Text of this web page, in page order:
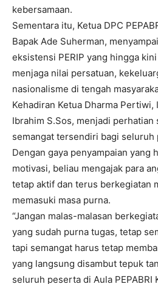
kebersamaan.
Sementara itu, Ketua DPC
Bapak Ade Suherman,
eksistensi PERIP yang hingga
menjaga nilai persatuan,
nasionalisme di tengah
Kehadiran Ketua Dharma Pertiwi,
Ibrahim S.Sos, menjadi
semangat tersendiri bagi seluruh
Dengan gaya penyampaian yang
motivasi, beliau mengajak para
tetap aktif dan terus berkegiatan
memasuki masa purna.
“Jangan malas-malasan
yang sudah purna tugas, tetap
tapi semangat harus tetap
yang langsung disambut tepuk
seluruh peserta di Aula PEPABRI